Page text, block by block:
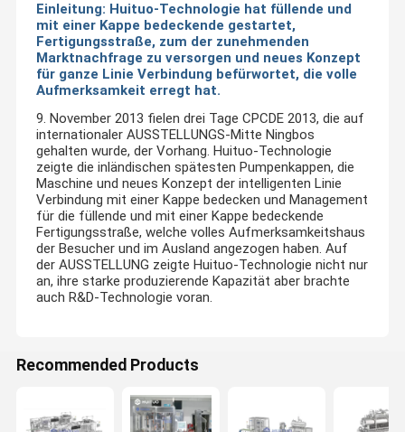
Einleitung: Huituo-Technologie hat füllende und
mit einer Kappe bedeckende gestartet,
Fertigungsstraße, zum der zunehmenden
Marktnachfrage zu versorgen und neues Konzept
für ganze Linie Verbindung befürwortet, die volle
Aufmerksamkeit erregt hat.
9. November 2013 fielen drei Tage CPCDE 2013, die auf
internationaler AUSSTELLUNGS-Mitte Ningbos
gehalten wurde, der Vorhang. Huituo-Technologie
zeigte die inländischen spätesten Pumpenkappen, die
Maschine und neues Konzept der intelligenten Linie
Verbindung mit einer Kappe bedecken und Management
für die füllende und mit einer Kappe bedeckende
Fertigungsstraße, welche volles Aufmerksamkeitshaus
der Besucher und im Ausland angezogen haben. Auf
der AUSSTELLUNG zeigte Huituo-Technologie nicht nur
an, ihre starke produzierende Kapazität aber brachte
auch R&D-Technologie voran.
Recommended Products